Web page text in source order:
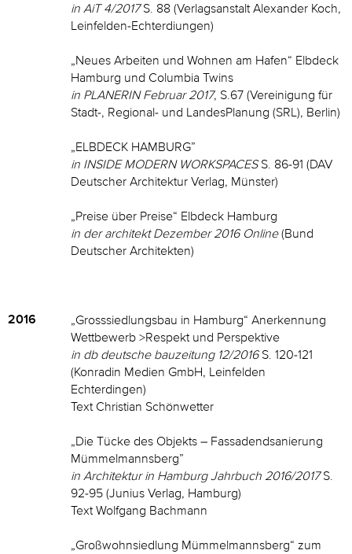
in AiT 4/2017S. 88 (Verlagsanstalt Alexander Koch,
Leinfelden-Echterdiungen)
„Neues Arbeiten und Wohnen am Hafen“ Elbdeck
Hamburg und Columbia Twins
in PLANERIN Februar 2017, S.67 (Vereinigung für
Stadt-, Regional- und LandesPlanung (SRL), Berlin)
„ELBDECK HAMBURG”
in INSIDE MODERN WORKSPACESS. 86-91 (DAV
Deutscher Architektur Verlag, Münster)
„Preise über Preise“ Elbdeck Hamburg
in der architekt Dezember 2016 Online(Bund
Deutscher Architekten)
2016
„Grosssiedlungsbau in Hamburg“ Anerkennung
Wettbewerb >Respekt und Perspektive
in db deutsche bauzeitung 12/2016S. 120-121
(Konradin Medien GmbH, Leinfelden
Echterdingen)
Text Christian Schönwetter
„Die Tücke des Objekts – Fassadendsanierung
Mümmelmannsberg”
in Architektur in Hamburg Jahrbuch 2016/2017S.
92-95 (Junius Verlag, Hamburg)
Text Wolfgang Bachmann
„Großwohnsiedlung Mümmelmannsberg“ zum